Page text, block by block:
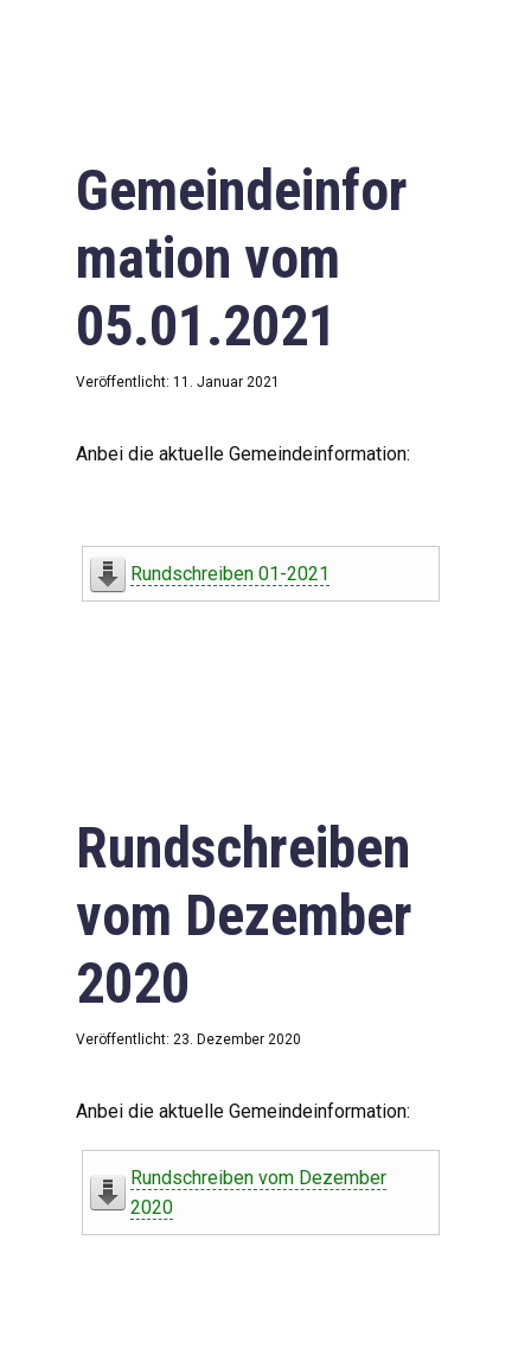
Gemeindeinfor
mation vom
05.01.2021
Veröffentlicht: 11. Januar 2021
Anbei die aktuelle Gemeindeinformation:
Rundschreiben 01-2021
Rundschreiben
vom Dezember
2020
Veröffentlicht: 23. Dezember 2020
Anbei die aktuelle Gemeindeinformation:
Rundschreiben vom Dezember
2020